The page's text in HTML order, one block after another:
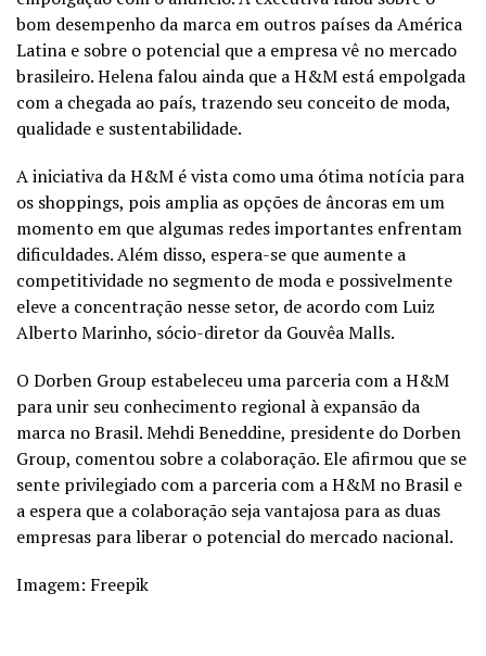
bom desempenho da marca em outros países da América
Latina e sobre o potencial que a empresa vê no mercado
brasileiro. Helena falou ainda que a H&M está empolgada
com a chegada ao país, trazendo seu conceito de moda,
qualidade e sustentabilidade.
A iniciativa da H&M é vista como uma ótima notícia para
os shoppings, pois amplia as opções de âncoras em um
momento em que algumas redes importantes enfrentam
dificuldades. Além disso, espera-se que aumente a
competitividade no segmento de moda e possivelmente
eleve a concentração nesse setor, de acordo com Luiz
Alberto Marinho, sócio-diretor da Gouvêa Malls.
O Dorben Group estabeleceu uma parceria com a H&M
para unir seu conhecimento regional à expansão da
marca no Brasil. Mehdi Beneddine, presidente do Dorben
Group, comentou sobre a colaboração. Ele afirmou que se
sente privilegiado com a parceria com a H&M no Brasil e
a espera que a colaboração seja vantajosa para as duas
empresas para liberar o potencial do mercado nacional.
Imagem: Freepik